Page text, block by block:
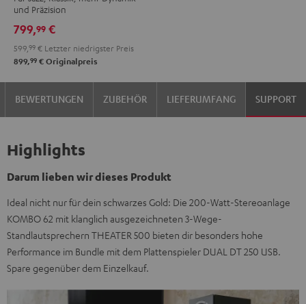
und Präzision
799,99 €
599, 99 € Letzter niedrigster Preis
899,99 € Originalpreis
BEWERTUNGEN ZUBEHÖR LIEFERUMFANG SUPPORT
Highlights
Darum lieben wir dieses Produkt
Ideal nicht nur für dein schwarzes Gold: Die 200-Watt-Stereoanlage
KOMBO 62 mit klanglich ausgezeichneten 3-Wege-
Standlautsprechern THEATER 500 bieten dir besonders hohe
Performance im Bundle mit dem Plattenspieler DUAL DT 250 USB.
Spare gegenüber dem Einzelkauf.